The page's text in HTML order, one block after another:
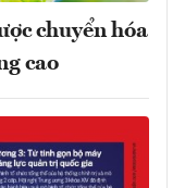
chuyển hóa
cao